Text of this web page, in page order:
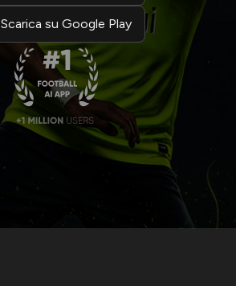
Scarica su Google Play